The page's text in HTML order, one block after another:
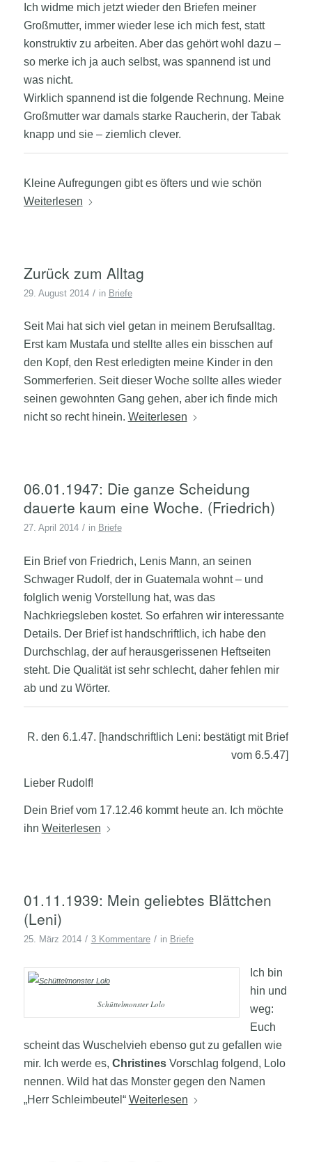
Ich widme mich jetzt wieder den Briefen meiner
Großmutter, immer wieder lese ich mich fest, statt
konstruktiv zu arbeiten. Aber das gehört wohl dazu –
so merke ich ja auch selbst, was spannend ist und
was nicht.
Wirklich spannend ist die folgende Rechnung. Meine
Großmutter war damals starke Raucherin, der Tabak
knapp und sie – ziemlich clever.
Kleine Aufregungen gibt es öfters und wie schön
Weiterlesen
Zurück zum Alltag
29. August 2014 / in Briefe
Seit Mai hat sich viel getan in meinem Berufsalltag.
Erst kam Mustafa und stellte alles ein bisschen auf
den Kopf, den Rest erledigten meine Kinder in den
Sommerferien. Seit dieser Woche sollte alles wieder
seinen gewohnten Gang gehen, aber ich finde mich
nicht so recht hinein. Weiterlesen
06.01.1947: Die ganze Scheidung
dauerte kaum eine Woche. (Friedrich)
27. April 2014 / in Briefe
Ein Brief von Friedrich, Lenis Mann, an seinen
Schwager Rudolf, der in Guatemala wohnt – und
folglich wenig Vorstellung hat, was das
Nachkriegsleben kostet. So erfahren wir interessante
Details. Der Brief ist handschriftlich, ich habe den
Durchschlag, der auf herausgerissenen Heftseiten
steht. Die Qualität ist sehr schlecht, daher fehlen mir
ab und zu Wörter.
R. den 6.1.47. [handschriftlich Leni: bestätigt mit Brief
vom 6.5.47]
Lieber Rudolf!
Dein Brief vom 17.12.46 kommt heute an. Ich möchte
ihn Weiterlesen
01.11.1939: Mein geliebtes Blättchen
(Leni)
25. März 2014 / 3 Kommentare / in Briefe
Schüttelmonster Lolo
Ich bin
hin und
weg:
Euch
scheint das Wuschelvieh ebenso gut zu gefallen wie
mir. Ich werde es, ChristinesVorschlag folgend, Lolo
nennen. Wild hat das Monster gegen den Namen
„Herr Schleimbeutel“ Weiterlesen